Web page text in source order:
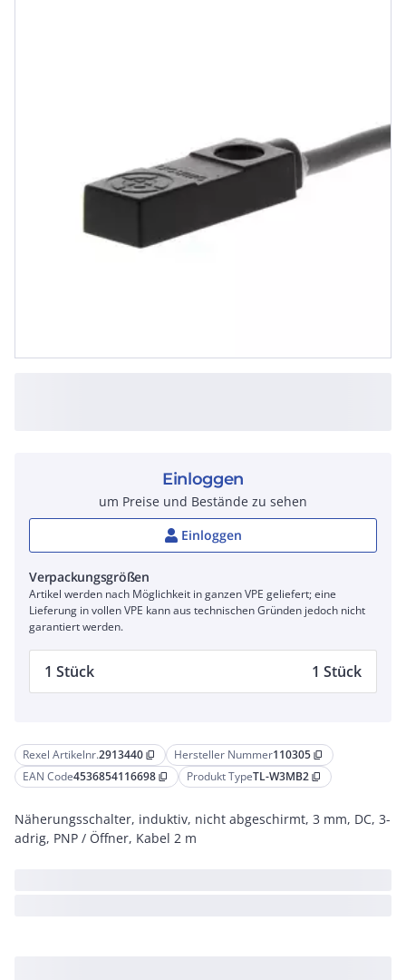
Rexel Artikelnr.2913440 content_copy Hersteller Nummer110305 content_copy
EAN Code4536854116698 content_copy Produkt TypeTL-W3MB2 content_copy
Näherungsschalter, induktiv, nicht abgeschirmt, 3 mm, DC, 3-
adrig, PNP / Öffner, Kabel 2 m
Einloggen
um Preise und Bestände zu sehen
Einloggen
Verpackungsgrößen
Artikel werden nach Möglichkeit in ganzen VPE geliefert; eine
Lieferung in vollen VPE kann aus technischen Gründen jedoch nicht
garantiert werden.
1 Stück 1 Stück